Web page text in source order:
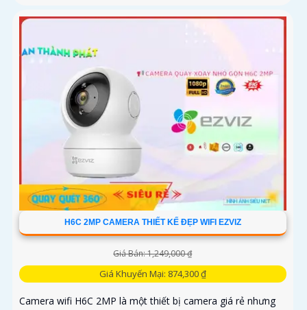
H6C 2MP CAMERA THIẾT KẾ ĐẸP WIFI EZVIZ
Giá Bán: 1,249,000 ₫
Giá Khuyến Mại: 874,300 ₫
Camera wifi H6C 2MP là một thiết bị camera giá rẻ nhưng